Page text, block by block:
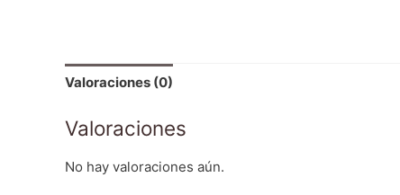
Valoraciones (0)
Valoraciones
No hay valoraciones aún.